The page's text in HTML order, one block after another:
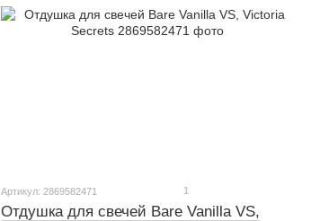
Артикул: 2869582471 1
Отдушка для свечей Bare Vanilla VS,